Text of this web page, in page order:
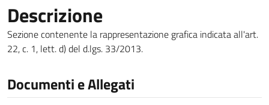
Descrizione
Sezione contenente la rappresentazione grafica indicata all'art.
22, c. 1, lett. d) del d.lgs. 33/2013.
Documenti e Allegati